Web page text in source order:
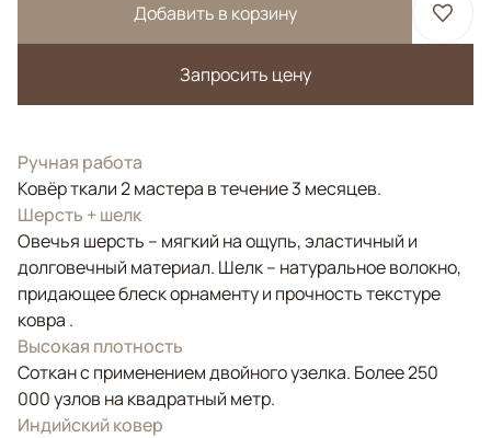
Добавить в корзину
Запросить цену
Ручная работа
Ковёр ткали 2 мастера в течение 3 месяцев.
Шерсть + шелк
Овечья шерсть – мягкий на ощупь, эластичный и
долговечный материал. Шелк – натуральное волокно,
придающее блеск орнаменту и прочность текстуре
ковра .
Высокая плотность
Соткан с применением двойного узелка. Более 250
000 узлов на квадратный метр.
Индийский ковер